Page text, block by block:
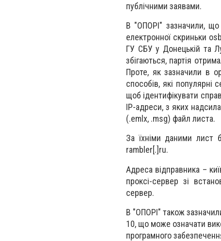
публічними заявами.
В "ОПОРІ" зазначили, що
електронної скриньки
ГУ СБУ у Донецькій та
збігаються, партія
Проте, як зазначили в
способів, які
щоб ідентифікувати
IP-адреси, з яких
(.emlx, .msg) файл листа.
За їхніми даними лист
rambler[.]ru.
Адреса відправника –
проксі-сервер зі
сервер.
В "ОПОРІ" також
10, що може означати
програмного